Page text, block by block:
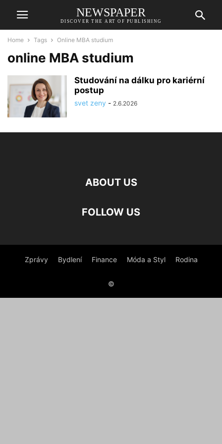
NEWSPAPER
DISCOVER THE ART OF PUBLISHING
Home Tags Online MBA studium
online MBA studium
Studování na dálku pro kariérní
postup
svet zeny - 2.6.2026
ABOUT US
FOLLOW US
Zprávy Bydlení Finance Móda a Styl Rodina
©